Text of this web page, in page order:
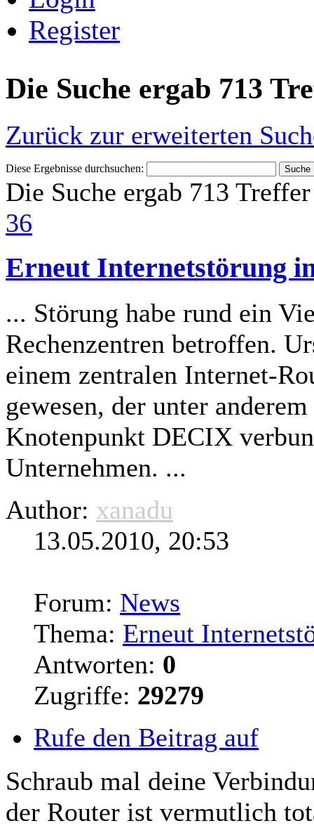
Register
Die Suche ergab 713
Zurück zur erweiterten
Diese Ergebnisse durchsuchen:
Die Suche ergab 713
36
Erneut Internetstörung
... Störung habe rund ein
Rechenzentren betroffen.
einem zentralen Internet-
gewesen, der unter
Knotenpunkt DECIX
Unternehmen. ...
Author: xanadu
13.05.2010, 20:53
Forum: News
Thema: Erneut
Antworten: 0
Zugriffe: 29279
Rufe den Beitrag auf
Schraub mal deine
der Router ist vermutlich